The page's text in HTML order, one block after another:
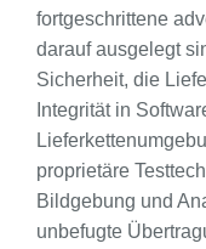
fortgeschrittene
darauf ausgelegt
Sicherheit, die
Integrität in
proprietäre
Bildgebung und
unbefugte